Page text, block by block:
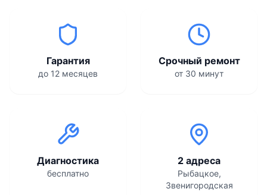
Гарантия
до 12 месяцев
Срочный ремонт
от 30 минут
Диагностика
бесплатно
2 адреса
Рыбацкое,
Звенигородская